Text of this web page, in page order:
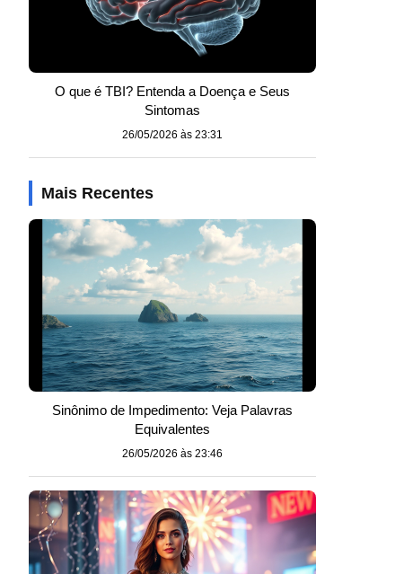
O que é TBI? Entenda a Doença e Seus
Sintomas
26/05/2026 às 23:31
Mais Recentes
Sinônimo de Impedimento: Veja Palavras
Equivalentes
26/05/2026 às 23:46